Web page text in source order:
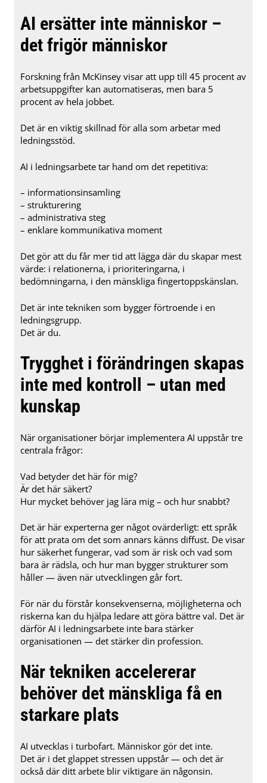
AI ersätter inte människor –
det frigör människor
Forskning från McKinsey visar att upp till 45 procent av
arbetsuppgifter kan automatiseras, men bara 5
procent av hela jobbet.
Det är en viktig skillnad för alla som arbetar med
ledningsstöd.
AI i ledningsarbete tar hand om det repetitiva:
– informationsinsamling
– strukturering
– administrativa steg
– enklare kommunikativa moment
Det gör att du får mer tid att lägga där du skapar mest
värde: i relationerna, i prioriteringarna, i
bedömningarna, i den mänskliga fingertoppskänslan.
Det är inte tekniken som bygger förtroende i en
ledningsgrupp.
Det är du.
Trygghet i förändringen skapas
inte med kontroll – utan med
kunskap
När organisationer börjar implementera AI uppstår tre
centrala frågor:
Vad betyder det här för mig?
Är det här säkert?
Hur mycket behöver jag lära mig – och hur snabbt?
Det är här experterna ger något ovärderligt: ett språk
för att prata om det som annars känns diffust. De visar
hur säkerhet fungerar, vad som är risk och vad som
bara är rädsla, och hur man bygger strukturer som
håller — även när utvecklingen går fort.
För när du förstår konsekvenserna, möjligheterna och
riskerna kan du hjälpa ledare att göra bättre val. Det är
därför AI i ledningsarbete inte bara stärker
organisationen — det stärker din profession.
När tekniken accelererar
behöver det mänskliga få en
starkare plats
AI utvecklas i turbofart. Människor gör det inte.
Det är i det glappet stressen uppstår — och det är
också där ditt arbete blir viktigare än någonsin.